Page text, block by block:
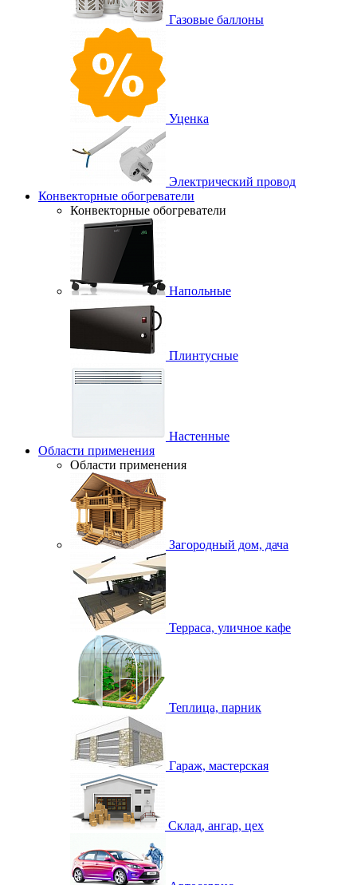
Газовые баллоны
Уценка
Электрический провод
Конвекторные обогреватели
Конвекторные обогреватели
Напольные
Плинтусные
Настенные
Области применения
Области применения
Загородный дом, дача
Терраса, уличное кафе
Теплица, парник
Гараж, мастерская
Склад, ангар, цех